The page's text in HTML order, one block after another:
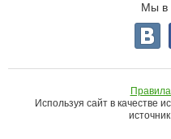
Мы в
Используя сайт в качестве